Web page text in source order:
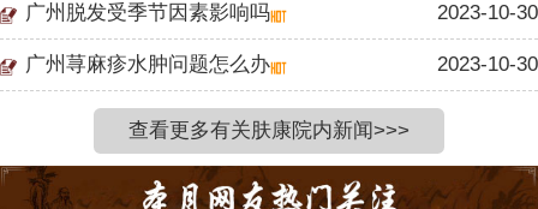
广州脱发受季节因素影响吗 2023-10-30
广州荨麻疹水肿问题怎么办 2023-10-30
查看更多有关肤康院内新闻>>>